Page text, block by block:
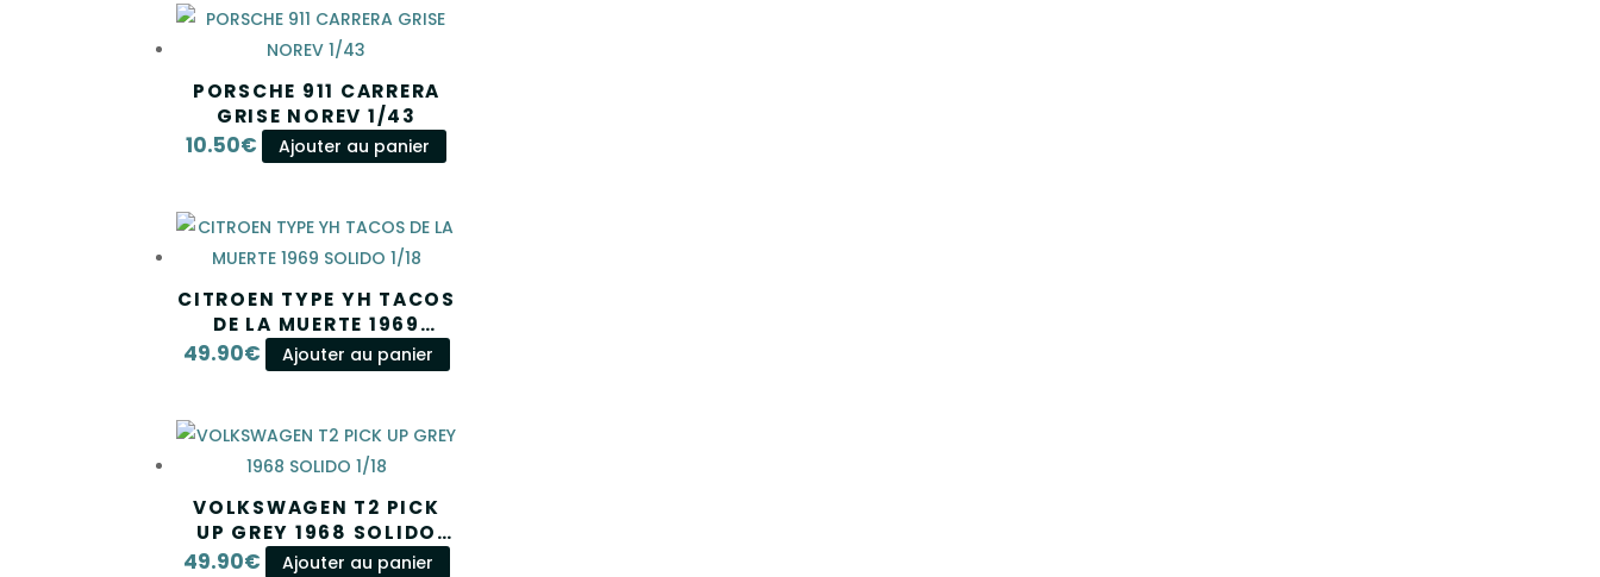
PORSCHE 911 CARRERA
GRISE NOREV 1/43
10.50€ Ajouter au panier
CITROEN TYPE YH TACOS
DE LA MUERTE 1969
SOLIDO 1/18
49.90€ Ajouter au panier
VOLKSWAGEN T2 PICK
UP GREY 1968 SOLIDO
1/18
49.90€ Ajouter au panier